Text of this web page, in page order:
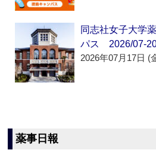
同志社女子大学
パス 2026/07-
2026年07月17日 (
薬事日報